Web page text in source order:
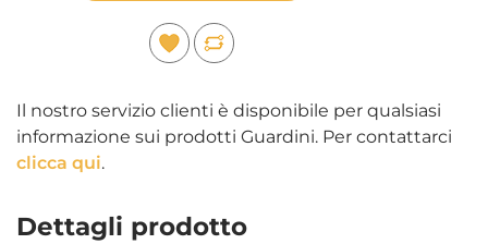
Il nostro servizio clienti è disponibile per qualsiasi
informazione sui prodotti Guardini. Per contattarci
clicca qui.
Dettagli prodotto